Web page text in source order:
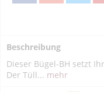
Beschreibung
Dieser Bügel-BH setzt
Der Tüll... mehr